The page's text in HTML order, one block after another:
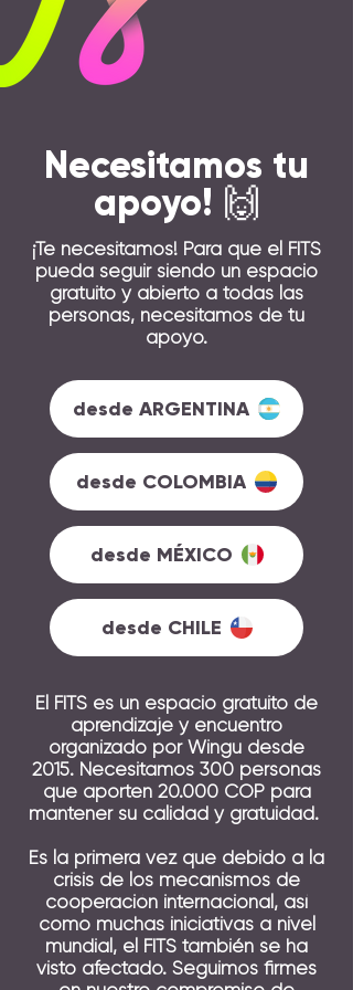
Necesitamos tu
apoyo! 🙌
¡Te necesitamos! Para que el FITS
pueda seguir siendo un espacio
gratuito y abierto a todas las
personas, necesitamos de tu
apoyo.
desde ARGENTINA
desde COLOMBIA
desde MÉXICO
desde CHILE
El FITS es un espacio gratuito de
aprendizaje y encuentro
organizado por Wingu desde
2015. Necesitamos 300 personas
que aporten 20.000 COP para
mantener su calidad y gratuidad.
Es la primera vez que debido a la
crisis de los mecanismos de
cooperación internacional, así
como muchas iniciativas a nivel
mundial, el FITS también se ha
visto afectado. Seguimos firmes